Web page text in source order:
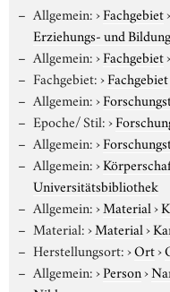
Allgemein:›Fachgebiet›
Erziehungs- und
Allgemein:›Fachgebiet›
Fachgebiet:›Fachgebiet
Allgemein:›
Epoche/ Stil:›
Allgemein:›
Allgemein:›
Universitätsbibliothek
Allgemein:›Material›
Material:›Material›
Herstellungsort:›Ort›
Allgemein:›Person›